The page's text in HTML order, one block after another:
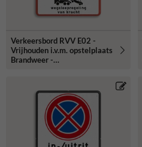
Verkeersbord RVV E02 -
Vrijhouden i.v.m. opstelplaats
Brandweer -